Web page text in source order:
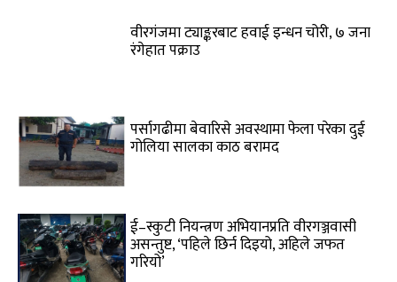
वीरगंजमा ट्याङ्करबाट हवाई इन्धन चोरी, ७ जना
रंगेहात पक्राउ
पर्सागढीमा बेवारिसे अवस्थामा फेला परेका दुई
गोलिया सालका काठ बरामद
ई–स्कुटी नियन्त्रण अभियानप्रति वीरगञ्जवासी
असन्तुष्ट, ‘पहिले छिर्न दिइयो, अहिले जफत
गरियो’